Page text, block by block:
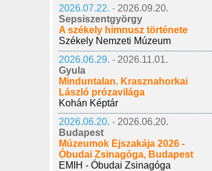
2026.07.22. - 2026.09.20.
Sepsiszentgyörgy
A székely himnusz története
Székely Nemzeti Múzeum
2026.06.29. - 2026.11.01.
Gyula
Minduntalan. Krasznahorkai
László prózavilága
Kohán Képtár
2026.06.20. - 2026.06.20.
Budapest
Múzeumok Éjszakája 2026 -
Óbudai Zsinagóga, Budapest
EMIH - Óbudai Zsinagóga